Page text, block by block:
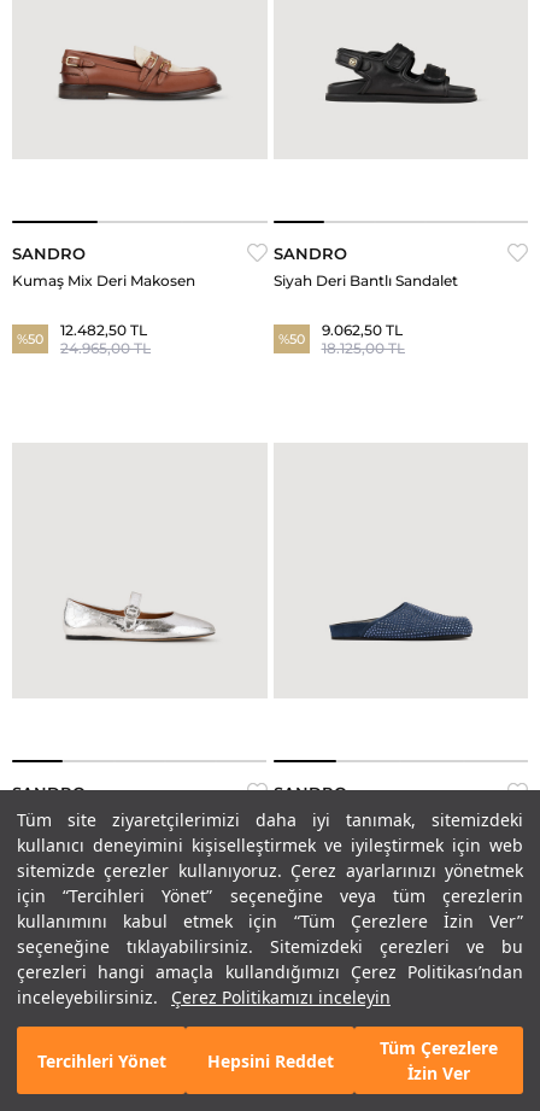
Tüm site ziyaretçilerimizi daha iyi tanımak, sitemizdeki
kullanıcı deneyimini kişiselleştirmek ve iyileştirmek için web
sitemizde çerezler kullanıyoruz. Çerez ayarlarınızı yönetmek
için “Tercihleri Yönet” seçeneğine veya tüm çerezlerin
kullanımını kabul etmek için “Tüm Çerezlere İzin Ver”
seçeneğine tıklayabilirsiniz. Sitemizdeki çerezleri ve bu
çerezleri hangi amaçla kullandığımızı Çerez Politikası’ndan
inceleyebilirsiniz.
Çerez Politikamızı inceleyin
Tercihleri Yönet Hepsini Reddet
Tüm Çerezlere
İzin Ver
SANDRO
Kumaş Mix Deri Makosen
%50
12.482,50 TL
24.965,00 TL
SANDRO
Siyah Deri Bantlı Sandalet
%50
9.062,50 TL
18.125,00 TL
SANDRO
Bantlı Deri Babet
%50
7.695,00 TL
15.390,00 TL
SANDRO
Lacivert Taşlı Terlik
%65
5.388,25 TL
15.395,00 TL